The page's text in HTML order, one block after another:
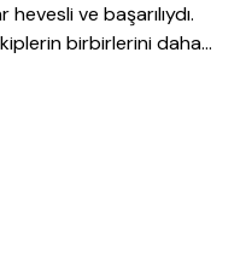
hevesli ve başarılıydı.
birbirlerini daha…